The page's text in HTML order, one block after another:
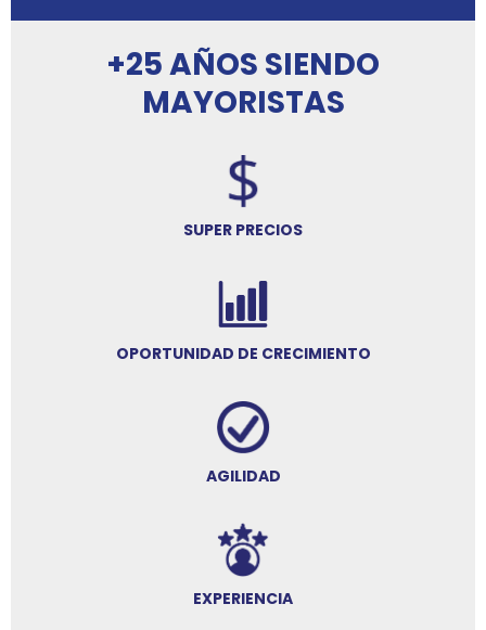
+25 AÑOS SIENDO
MAYORISTAS
SUPER PRECIOS
OPORTUNIDAD DE CRECIMIENTO
AGILIDAD
EXPERIENCIA